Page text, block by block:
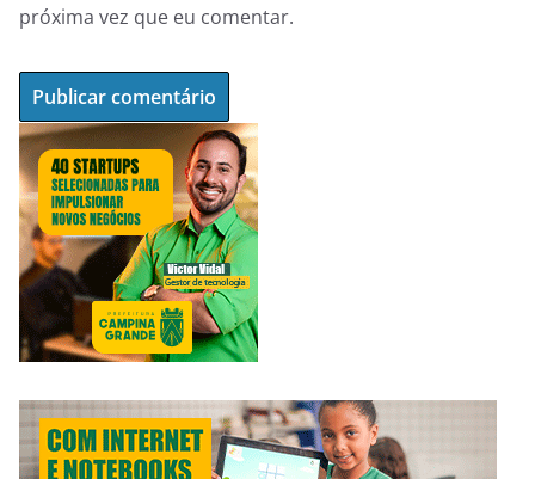
próxima vez que eu comentar.